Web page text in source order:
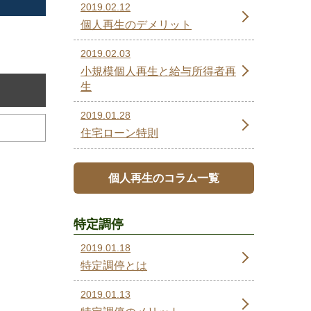
2019.02.12
個人再生のデメリット
2019.02.03
小規模個人再生と給与所得者再
生
2019.01.28
住宅ローン特則
個人再生のコラム一覧
特定調停
2019.01.18
特定調停とは
2019.01.13